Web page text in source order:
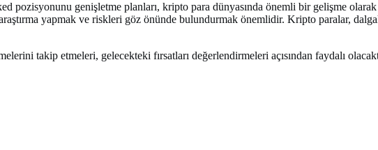
pozisyonunu genişletme planları, kripto para dünyasında önemli bir gelişme
yapmak ve riskleri göz önünde bulundurmak önemlidir. Kripto paralar,
takip etmeleri, gelecekteki fırsatları değerlendirmeleri açısından faydalı